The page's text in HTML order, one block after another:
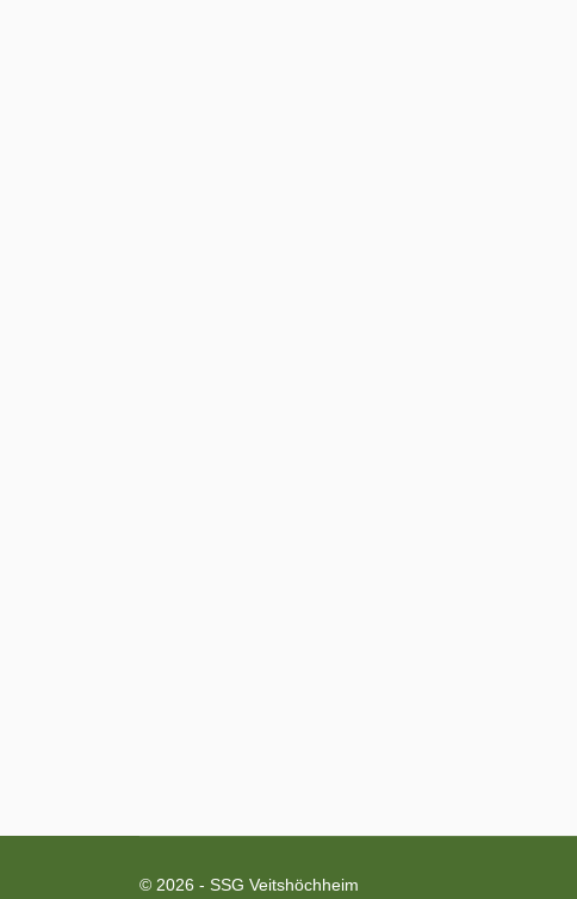
© 2026 - SSG Veitshöchheim